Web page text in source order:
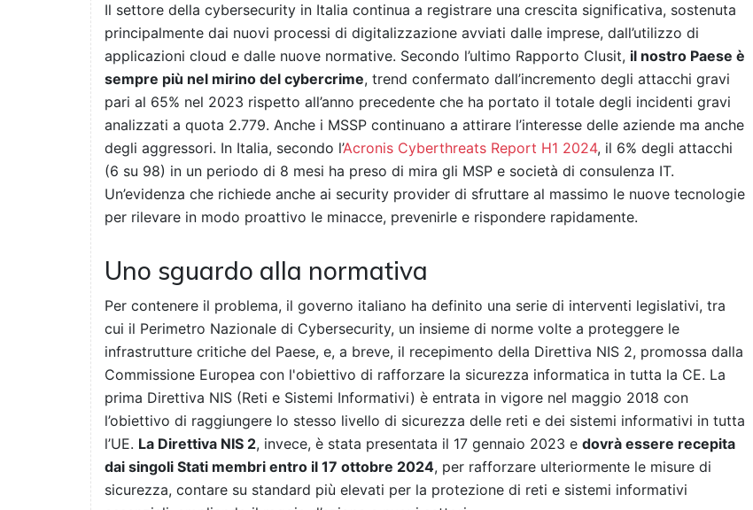
Il settore della cybersecurity in Italia continua a registrare una crescita significativa, sostenuta
principalmente dai nuovi processi di digitalizzazione avviati dalle imprese, dall’utilizzo di
applicazioni cloud e dalle nuove normative. Secondo l’ultimo Rapporto Clusit, il nostro Paese è
sempre più nel mirino del cybercrime, trend confermato dall’incremento degli attacchi gravi
pari al 65% nel 2023 rispetto all’anno precedente che ha portato il totale degli incidenti gravi
analizzati a quota 2.779. Anche i MSSP continuano a attirare l’interesse delle aziende ma anche
degli aggressori. In Italia, secondo l’Acronis Cyberthreats Report H1 2024, il 6% degli attacchi
(6 su 98) in un periodo di 8 mesi ha preso di mira gli MSP e società di consulenza IT.
Un’evidenza che richiede anche ai security provider di sfruttare al massimo le nuove tecnologie
per rilevare in modo proattivo le minacce, prevenirle e rispondere rapidamente.
Uno sguardo alla normativa
Per contenere il problema, il governo italiano ha definito una serie di interventi legislativi, tra
cui il Perimetro Nazionale di Cybersecurity, un insieme di norme volte a proteggere le
infrastrutture critiche del Paese, e, a breve, il recepimento della Direttiva NIS 2, promossa dalla
Commissione Europea con l'obiettivo di rafforzare la sicurezza informatica in tutta la CE. La
prima Direttiva NIS (Reti e Sistemi Informativi) è entrata in vigore nel maggio 2018 con
l’obiettivo di raggiungere lo stesso livello di sicurezza delle reti e dei sistemi informativi in ​​tutta
l’UE. La Direttiva NIS 2, invece, è stata presentata il 17 gennaio 2023 e dovrà essere recepita
dai singoli Stati membri entro il 17 ottobre 2024, per rafforzare ulteriormente le misure di
sicurezza, contare su standard più elevati per la protezione di reti e sistemi informativi